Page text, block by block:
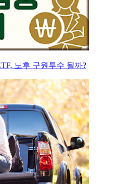
노후 구원투수 될까?